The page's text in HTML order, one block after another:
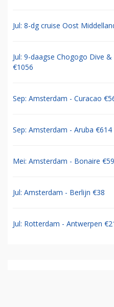
Jul: 8-dg cruise Oost
Jul: 9-daagse Chogogo Dive
€1056
Sep: Amsterdam - Curacao
Sep: Amsterdam - Aruba €614
Mei: Amsterdam - Bonaire
Jul: Amsterdam - Berlijn €38
Jul: Rotterdam - Antwerpen